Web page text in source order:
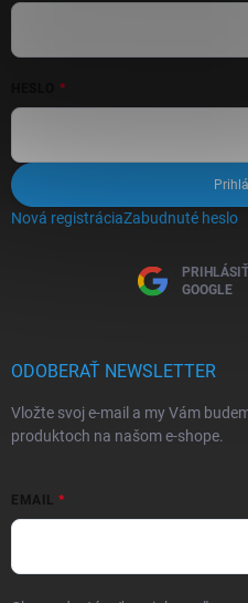
Nová registráciaZabudnuté heslo
GOOGLE
ODOBERAŤ NEWSLETTER
Vložte svoj e-mail a my Vám
produktoch na našom e-shope.
EMAIL